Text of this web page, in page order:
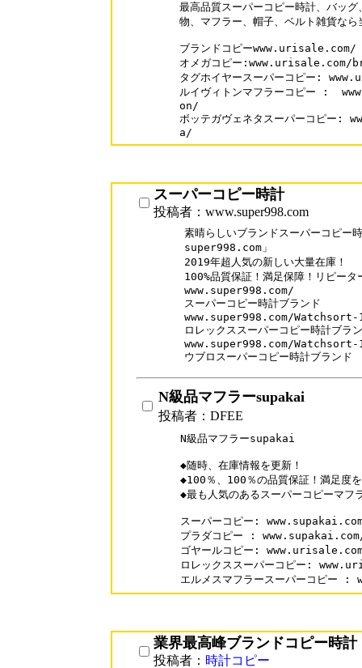
最高品質スーパーコピー時計、バッ
物、マフラー、帽子、ベルト雑貨なら
ブランドコピーwww.urisale.com/
オメガコピー:www.urisale.com/
タグホイヤースーパーコピー:
ルイヴィトンマフラーコピー :
on/
ボッテガヴェネタスーパーコピ
a/
スーパーコピー時計
投稿者：www.super998.com
素晴らしいブランドスーパーコピー
super998.com」
2019年超人気の新しい大量在庫！
100%品質保証！満足保障！リピー
www.super998.com/
スーパーコピー時計ブランド
www.super998.com/
ロレックススーパーコピー時計ブラ
www.super998.com/
ウブロスーパーコピー時計ブランド
N級品マフラーsupakai
投稿者：DFEE
N級品マフラーsupakai
◆随時、在庫情報を更新！
◆100％、100％の品質保証！満足度
◆最も人気のあるスーパーコピーマフ
スーパーコピー:
プラダコピー :
ゴヤールコピー:
ロレックススーパーコピー:
エルメスマフラースーパーコピ
業界最高峰ブランドコピー時計
投稿者： 時計コピー